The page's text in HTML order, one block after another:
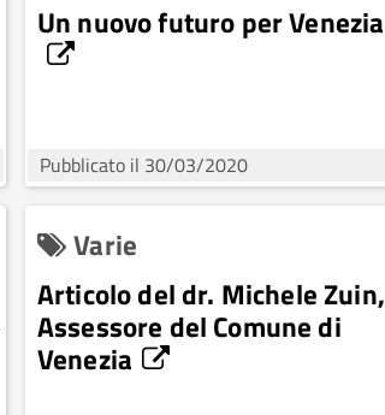
Un nuovo futuro per Venezia
Pubblicato il 30/03/2020
Varie
Articolo del dr. Michele Zuin,
Assessore del Comune di
Venezia